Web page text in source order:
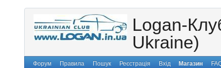
Logan-
Ukraine)
Форум Правила Пошук Реєстрація Вхід Магазин